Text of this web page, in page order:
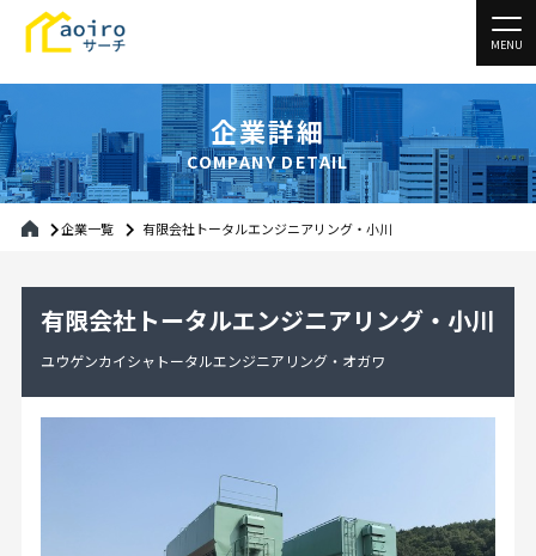
MENU
企業詳細
COMPANY DETAIL
企業一覧 有限会社トータルエンジニアリング・小川
有限会社トータルエンジニアリング・小川
ユウゲンカイシャトータルエンジニアリング・オガワ